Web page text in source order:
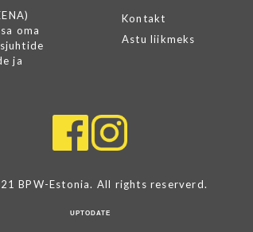
oma
ja
Kontakt
Astu liikmeks
BPW-Estonia. All rights reserverd.
UPTODATE